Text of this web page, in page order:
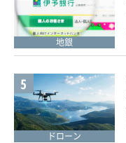
地銀
5
ドローン